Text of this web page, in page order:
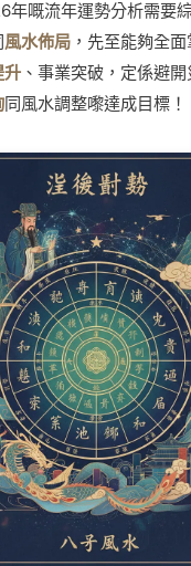
年嘅流年運勢分析需要
風水佈局 ，先至能夠全
升 、事業突破，定係避
同風水調整嚟達成目標！